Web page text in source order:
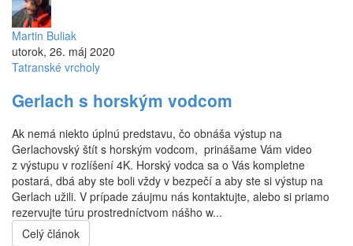
Martin Buliak
utorok, 26. máj 2020
Tatranské vrcholy
Gerlach s horským vodcom
Ak nemá niekto úplnú predstavu, čo obnáša výstup na
Gerlachovský štít s horským vodcom, prinášame Vám video
z výstupu v rozlíšení 4K. Horský vodca sa o Vás kompletne
postará, dbá aby ste boli vždy v bezpečí a aby ste si výstup na
Gerlach užili. V prípade záujmu nás kontaktujte, alebo si priamo
rezervujte túru prostredníctvom nášho w...
Celý článok